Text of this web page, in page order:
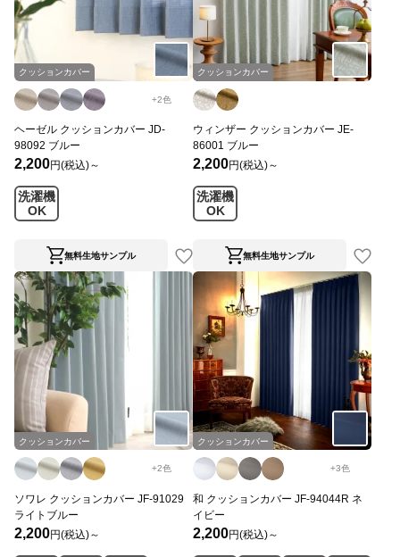
クッションカバー
+2色
ヘーゼル クッションカバー JD-
98092 ブルー
2,200円(税込)～
洗濯機
OK
無料生地サンプル
クッションカバー
ウィンザー クッションカバー JE-
86001 ブルー
2,200円(税込)～
洗濯機
OK
無料生地サンプル
クッションカバー
+2色
ソワレ クッションカバー JF-91029
ライトブルー
2,200円(税込)～
クッションカバー
+3色
和 クッションカバー JF-94044R ネ
イビー
2,200円(税込)～